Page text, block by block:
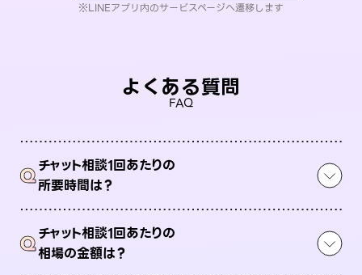
※LINEアプリ内のサービスページへ遷移します
よくある質問
FAQ
Qチャット相談1回あたりの
所要時間は？
Qチャット相談1回あたりの
相場の金額は？